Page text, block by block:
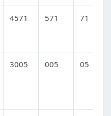
4571 571 71
3005 005 05